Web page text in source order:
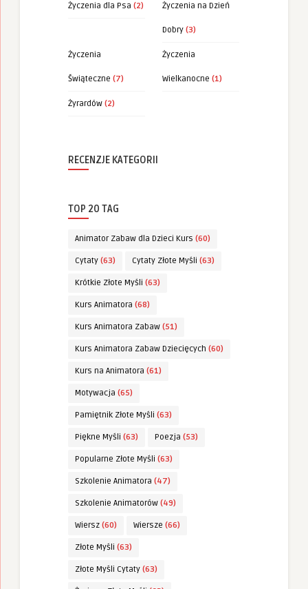
Życzenia dla Psa (2) Życzenia na Dzień
Dobry (3)
Życzenia
Świąteczne (7)
Życzenia
Wielkanocne (1)
Żyrardów (2)
RECENZJE KATEGORII
TOP 20 TAG
Animator Zabaw dla Dzieci Kurs (60)
Cytaty (63) Cytaty Złote Myśli (63)
Krótkie Złote Myśli (63)
Kurs Animatora (68)
Kurs Animatora Zabaw (51)
Kurs Animatora Zabaw Dziecięcych (60)
Kurs na Animatora (61)
Motywacja (65)
Pamiętnik Złote Myśli (63)
Piękne Myśli (63) Poezja (53)
Popularne Złote Myśli (63)
Szkolenie Animatora (47)
Szkolenie Animatorów (49)
Wiersz (60) Wiersze (66)
Złote Myśli (63)
Złote Myśli Cytaty (63)